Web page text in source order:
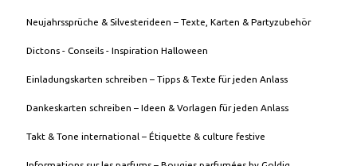
Neujahrssprüche & Silvesterideen – Texte, Karten & Partyzubehör
Dictons - Conseils - Inspiration Halloween
Einladungskarten schreiben – Tipps & Texte für jeden Anlass
Dankeskarten schreiben – Ideen & Vorlagen für jeden Anlass
Takt & Tone international – Étiquette & culture festive